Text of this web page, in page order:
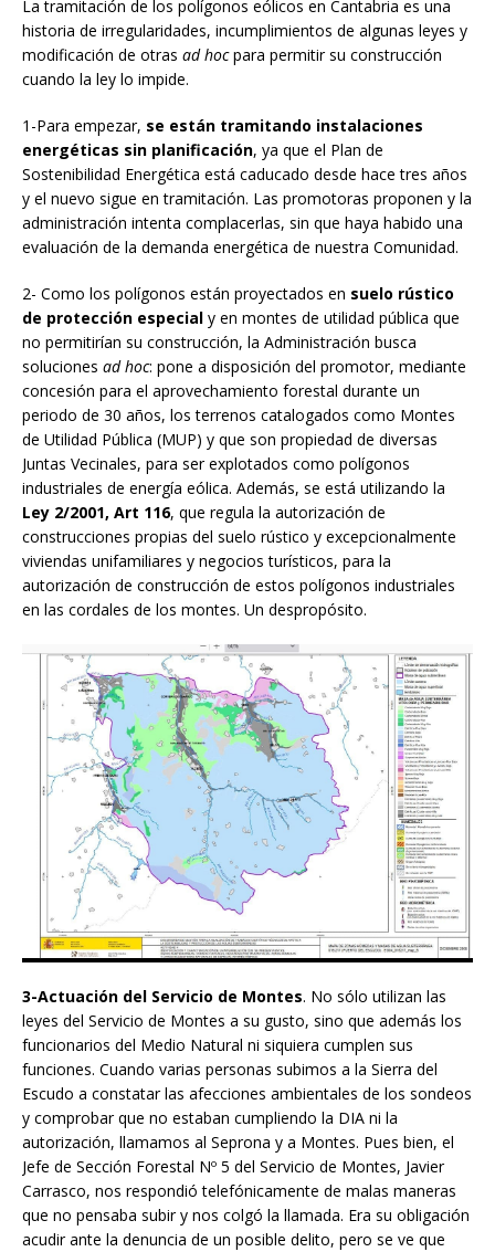
La tramitación de los polígonos eólicos en Cantabria es una
historia de irregularidades, incumplimientos de algunas leyes y
modificación de otras ad hocpara permitir su construcción
cuando la ley lo impide.
1-Para empezar, se están tramitando instalaciones
energéticas sin planificación, ya que el Plan de
Sostenibilidad Energética está caducado desde hace tres años
y el nuevo sigue en tramitación. Las promotoras proponen y la
administración intenta complacerlas, sin que haya habido una
evaluación de la demanda energética de nuestra Comunidad.
2- Como los polígonos están proyectados en suelo rústico
de protección especial y en montes de utilidad pública que
no permitirían su construcción, la Administración busca
soluciones ad hoc: pone a disposición del promotor, mediante
concesión para el aprovechamiento forestal durante un
periodo de 30 años, los terrenos catalogados como Montes
de Utilidad Pública (MUP) y que son propiedad de diversas
Juntas Vecinales, para ser explotados como polígonos
industriales de energía eólica. Además, se está utilizando la
Ley 2/2001, Art 116, que regula la autorización de
construcciones propias del suelo rústico y excepcionalmente
viviendas unifamiliares y negocios turísticos, para la
autorización de construcción de estos polígonos industriales
en las cordales de los montes. Un despropósito.
3-Actuación del Servicio de Montes. No sólo utilizan las
leyes del Servicio de Montes a su gusto, sino que además los
funcionarios del Medio Natural ni siquiera cumplen sus
funciones. Cuando varias personas subimos a la Sierra del
Escudo a constatar las afecciones ambientales de los sondeos
y comprobar que no estaban cumpliendo la DIA ni la
autorización, llamamos al Seprona y a Montes. Pues bien, el
Jefe de Sección Forestal Nº 5 del Servicio de Montes, Javier
Carrasco, nos respondió telefónicamente de malas maneras
que no pensaba subir y nos colgó la llamada. Era su obligación
acudir ante la denuncia de un posible delito, pero se ve que